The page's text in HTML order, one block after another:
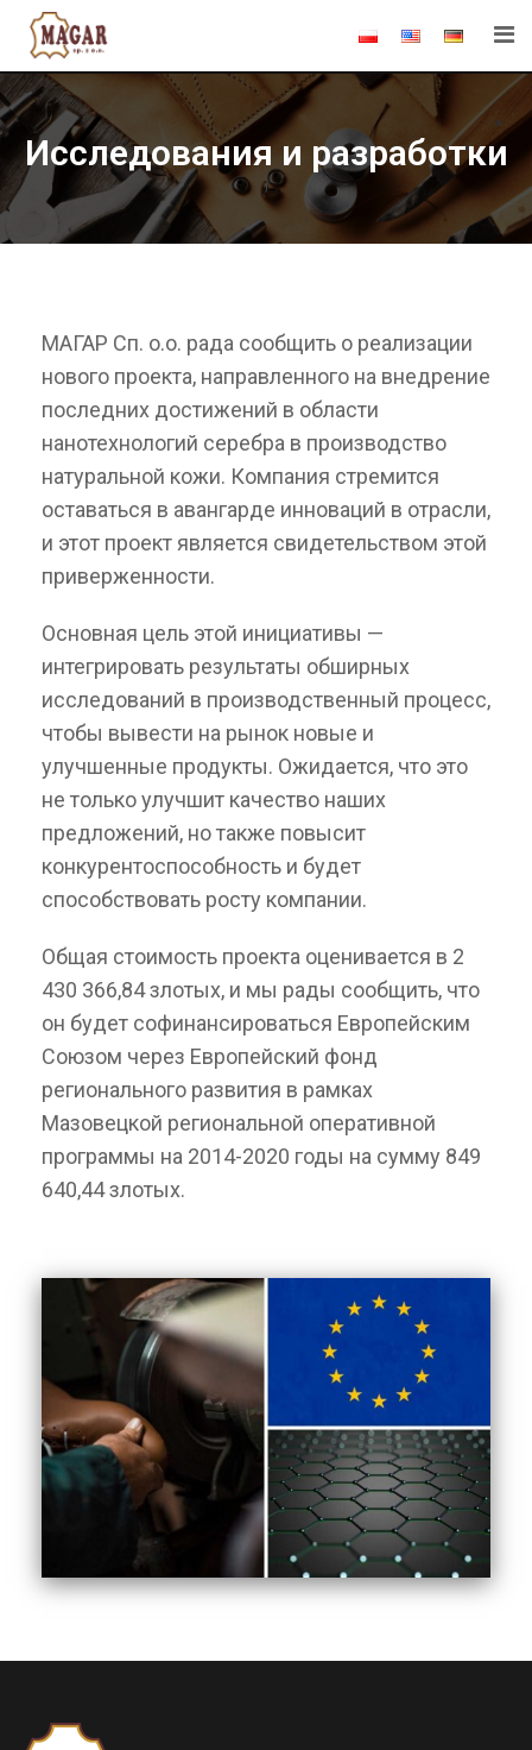
Исследования и разработки
МАГАР Сп. о.о. рада сообщить о реализации
нового проекта, направленного на внедрение
последних достижений в области
нанотехнологий серебра в производство
натуральной кожи. Компания стремится
оставаться в авангарде инноваций в отрасли,
и этот проект является свидетельством этой
приверженности.
Основная цель этой инициативы —
интегрировать результаты обширных
исследований в производственный процесс,
чтобы вывести на рынок новые и
улучшенные продукты. Ожидается, что это
не только улучшит качество наших
предложений, но также повысит
конкурентоспособность и будет
способствовать росту компании.
Общая стоимость проекта оценивается в 2
430 366,84 злотых, и мы рады сообщить, что
он будет софинансироваться Европейским
Союзом через Европейский фонд
регионального развития в рамках
Мазовецкой региональной оперативной
программы на 2014-2020 годы на сумму 849
640,44 злотых.